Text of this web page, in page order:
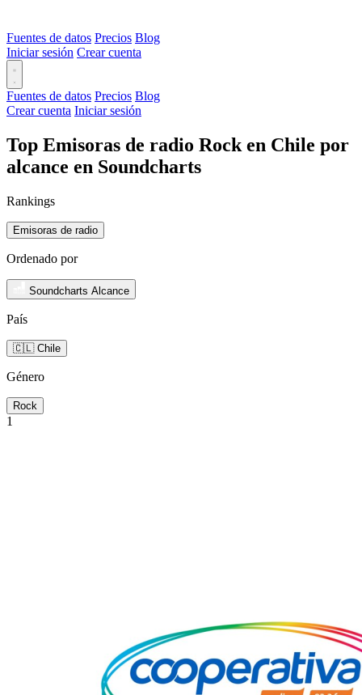
Fuentes de datos Precios Blog
Iniciar sesión Crear cuenta
Fuentes de datos Precios Blog
Crear cuenta Iniciar sesión
Top Emisoras de radio Rock en Chile por
alcance en Soundcharts
Rankings
Emisoras de radio
Ordenado por
Soundcharts Alcance
País
🇨🇱 Chile
Género
Rock
1